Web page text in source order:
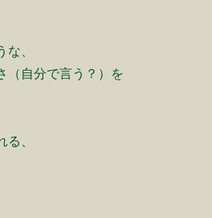
、
（自分で言う？）を
、